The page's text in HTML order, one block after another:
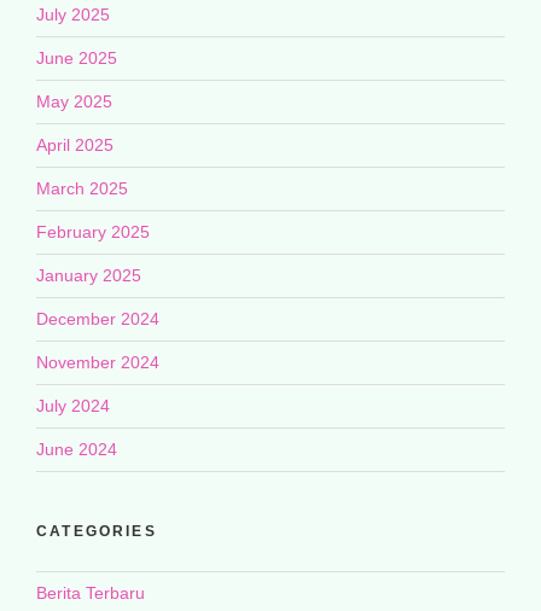
July 2025
June 2025
May 2025
April 2025
March 2025
February 2025
January 2025
December 2024
November 2024
July 2024
June 2024
CATEGORIES
Berita Terbaru